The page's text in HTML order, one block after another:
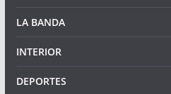
LA BANDA
INTERIOR
DEPORTES